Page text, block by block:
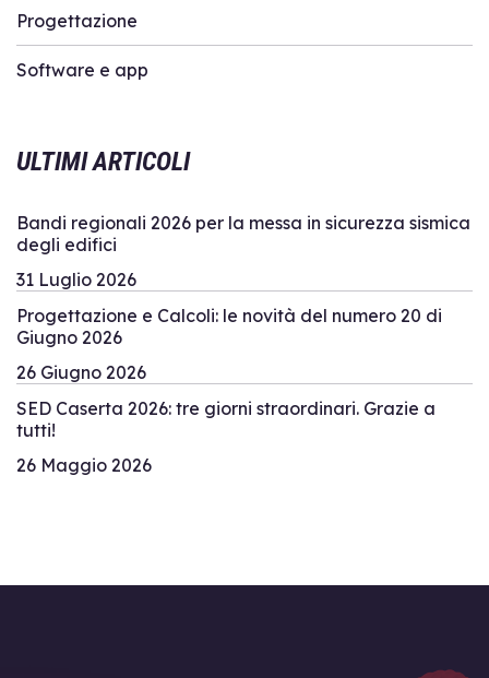
Progettazione
Software e app
ULTIMI ARTICOLI
Bandi regionali 2026 per la messa in sicurezza sismica
degli edifici
31 Luglio 2026
Progettazione e Calcoli: le novità del numero 20 di
Giugno 2026
26 Giugno 2026
SED Caserta 2026: tre giorni straordinari. Grazie a
tutti!
26 Maggio 2026